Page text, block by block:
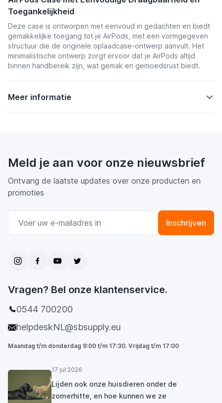
Toegankelijkheid
Deze case is ontworpen met eenvoud in gedachten en biedt
gemakkelijke toegang tot je AirPods, met een vormgegeven
structuur die de originele oplaadcase-ontwerp aanvult. Het
minimalistische ontwerp zorgt ervoor dat je AirPods altijd
binnen handbereik zijn, wat gemak en gemoedsrust biedt.
Meer informatie
Meld je aan voor onze nieuwsbrief
Ontvang de laatste updates over onze producten en
promoties
Inschrijven
Vragen? Bel onze klantenservice.
0544 700200
helpdeskNL@sbsupply.eu
Maandag t/m donderdag 9:00 t/m 17:30. Vrijdag t/m 17:00
17 jul 2026
Lijden ook onze huisdieren onder de
zomerhitte, en hoe kunnen we ze